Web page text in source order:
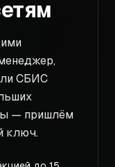
СБИС
— пришлём
ключ.